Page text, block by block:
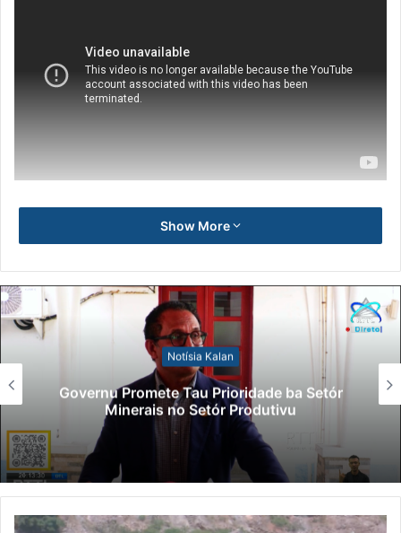
Show More
Promete Tau Prioridade ba Setór
Minerais no Setór Produtivu